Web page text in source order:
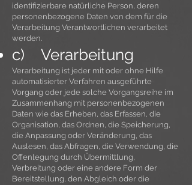
identifizierbare natürliche Person, deren
personenbezogene Daten von dem für die
Verarbeitung Verantwortlichen verarbeitet
werden.
c) Verarbeitung
Verarbeitung ist jeder mit oder ohne Hilfe
automatisierter Verfahren ausgeführte
Vorgang oder jede solche Vorgangsreihe im
Zusammenhang mit personenbezogenen
Daten wie das Erheben, das Erfassen, die
Organisation, das Ordnen, die Speicherung,
die Anpassung oder Veränderung, das
Auslesen, das Abfragen, die Verwendung, die
Offenlegung durch Übermittlung,
Verbreitung oder eine andere Form der
Bereitstellung, den Abgleich oder die